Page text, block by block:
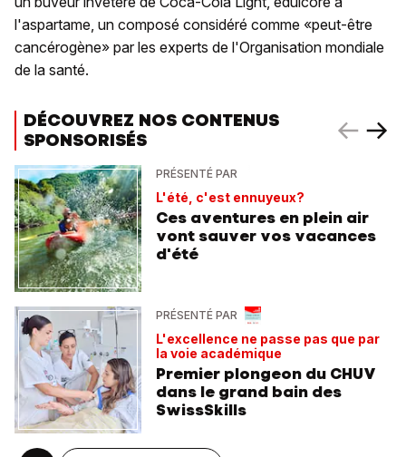
l'aspartame, un composé considéré comme «peut-être
cancérogène» par les experts de l'Organisation mondiale
de la santé.
DÉCOUVREZ NOS CONTENUS
SPONSORISÉS
PRÉSENTÉ PAR
L'été, c'est ennuyeux?
Ces aventures en plein air
vont sauver vos vacances
d'été
PRÉSENTÉ PAR
L'excellence ne passe pas que par
la voie académique
Premier plongeon du CHUV
dans le grand bain des
SwissSkills